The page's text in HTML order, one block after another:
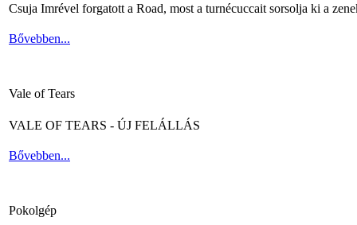
Csuja Imrével forgatott a Road, most a turnécuccait sorsolja ki a
Bővebben...
Vale of Tears
VALE OF TEARS - ÚJ FELÁLLÁS
Bővebben...
Pokolgép